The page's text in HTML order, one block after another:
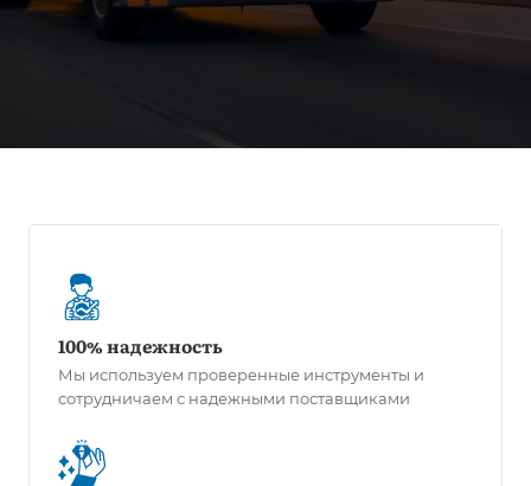
100% надежность
Мы используем проверенные инструменты и
сотрудничаем с надежными поставщиками